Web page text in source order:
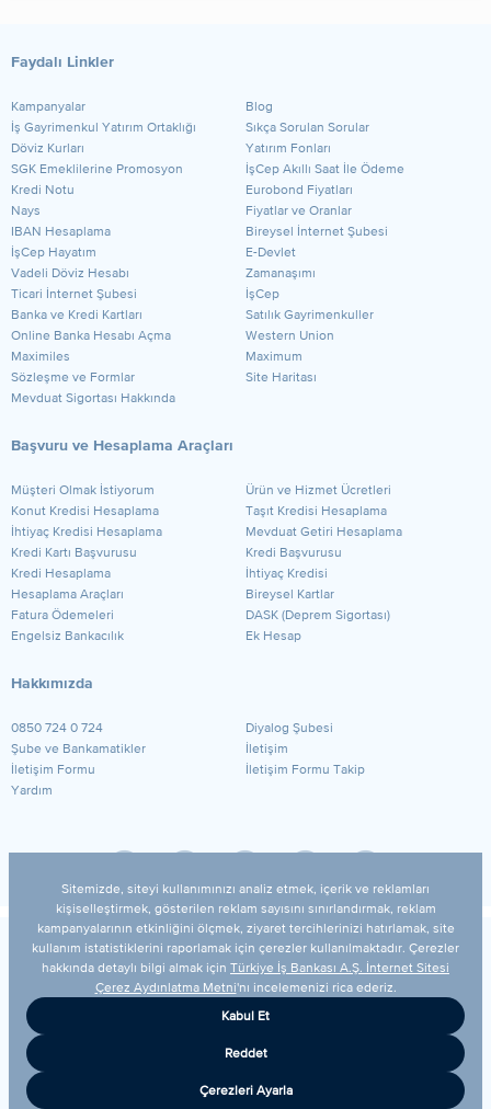
Faydalı Linkler
Kampanyalar
Blog
​İş Gayrimenkul Yatırım Ortaklığı
Sıkça Sorulan Sorular
Döviz Kurları
Yatırım Fonları
SGK Emeklilerine Promosyon
İşCep Akıllı Saat İle Ödeme
Kredi Notu
Eurobond Fiyatları
Nays
Fiyatlar ve Oranlar
IBAN Hesaplama
Bireysel İnternet Şubesi
İşCep Hayatım
E-Devlet
Vadeli Döviz Hesabı
Zamanaşımı
Ticari İnternet Şubesi
İşCep
Banka ve Kredi Kartları
Satılık Gayrimenkuller
Online Banka Hesabı Açma
Western Union
Maximiles
Maximum
Sözleşme ve Formlar
Site Haritası
Mevduat Sigortası Hakkında
Başvuru ve Hesaplama Araçları
Müşteri Olmak İstiyorum
Ürün ve Hizmet Ücretleri
Konut Kredisi Hesaplama
Taşıt Kredisi Hesaplama
İhtiyaç Kredisi Hesaplama
Mevduat Getiri Hesaplama
Kredi Kartı Başvurusu
Kredi Başvurusu
Kredi Hesaplama
İhtiyaç Kredisi
Hesaplama Araçları
Bireysel Kartlar
Fatura Ödemeleri
DASK (Deprem Sigortası)
Engelsiz Bankacılık
Ek Hesap
Hakkımızda
0850 724 0 724
Diyalog Şubesi
Şube ve Bankamatikler
İletişim
İletişim Formu
İletişim Formu Takip
Yardım
© 2026 Türkiye İş Bankası A.Ş.
Gizlilik Politikamız Kişisel Verilerin Korunması
Bilgi Toplumu Hizmetleri
Çerez Ayarları